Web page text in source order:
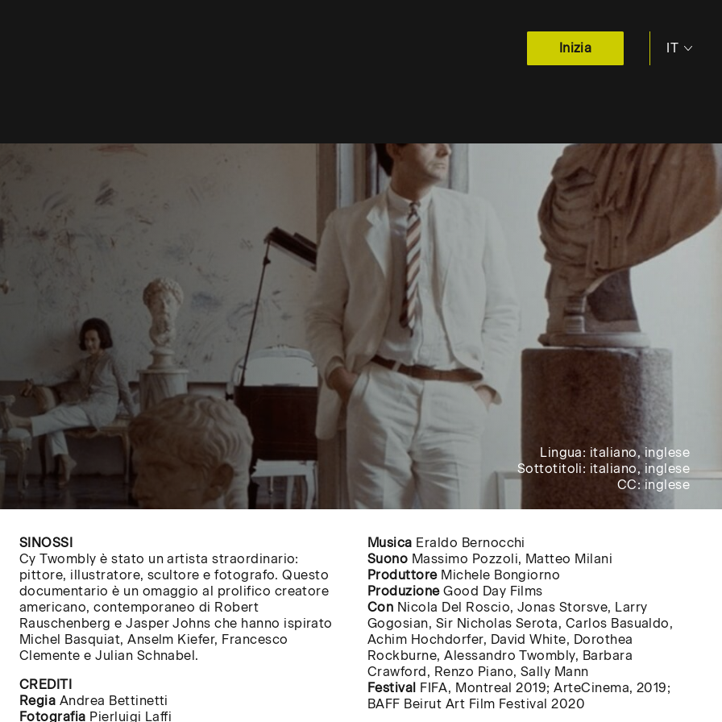
Inizia IT
Lingua: italiano, inglese
Sottotitoli: italiano, inglese
CC: inglese
SINOSSI
Cy Twombly è stato un artista straordinario:
pittore, illustratore, scultore e fotografo. Questo
documentario è un omaggio al prolifico creatore
americano, contemporaneo di Robert
Rauschenberg e Jasper Johns che hanno ispirato
Michel Basquiat, Anselm Kiefer, Francesco
Clemente e Julian Schnabel.
CREDITI
Regia Andrea Bettinetti
Fotografia Pierluigi Laffi
Musica Eraldo Bernocchi
Suono Massimo Pozzoli, Matteo Milani
ProduttoreMichele Bongiorno
ProduzioneGood Day Films
Con Nicola Del Roscio, Jonas Storsve, Larry
Gogosian, Sir Nicholas Serota, Carlos Basualdo,
Achim Hochdorfer, David White, Dorothea
Rockburne, Alessandro Twombly, Barbara
Crawford, Renzo Piano, Sally Mann
Festival FIFA, Montreal 2019; ArteCinema, 2019;
BAFF Beirut Art Film Festival 2020